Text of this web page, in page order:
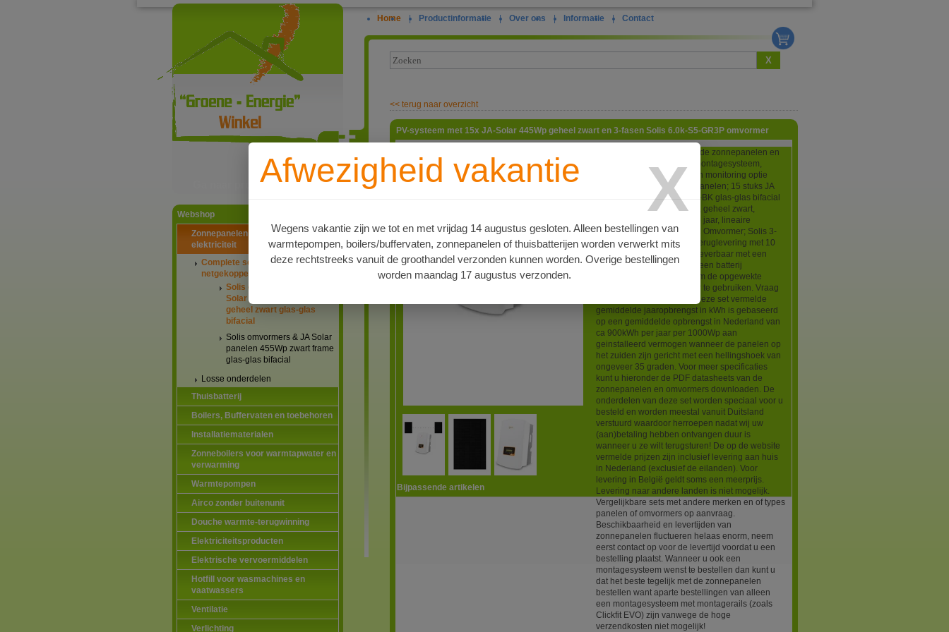
Ga naar productinformatie
Webshop
Zonnepanelen PV-systemen
elektriciteit
Complete setaanbiedingen
netgekoppeld
Solis omvormers & JA
Solar panelen 445Wp
geheel zwart glas-glas
bifacial
Solis omvormers & JA Solar
panelen 455Wp zwart frame
glas-glas bifacial
Losse onderdelen
Thuisbatterij
Boilers, Buffervaten en toebehoren
Installatiematerialen
Zonneboilers voor warmtapwater en
verwarming
Warmtepompen
Airco zonder buitenunit
Douche warmte-terugwinning
Elektriciteitsproducten
Elektrische vervoermiddelen
Hotfill voor wasmachines en
vaatwassers
Ventilatie
Verlichting
Home | Productinformatie | Over ons | Informatie | Contact
X
Afwezigheid vakantie X
Wegens vakantie zijn we tot en met vrijdag 14 augustus gesloten. Alleen bestellingen van
warmtepompen, boilers/buffervaten, zonnepanelen of thuisbatterijen worden verwerkt mits
deze rechtstreeks vanuit de groothandel verzonden kunnen worden. Overige bestellingen
worden maandag 17 augustus verzonden.
<< terug naar overzicht
PV-systeem met 15x JA-Solar 445Wp geheel zwart en 3-fasen Solis 6.0k-S5-GR3P omvormer
Deze set bestaat alleen uit de zonnepanelen en
de omvormer dus zonder montagesysteem,
bekabeling, connectoren en monitoring optie
voor de omvormer! Zonnepanelen; 15 stuks JA
Solar JAM54D41-445N-LB-BK glas-glas bifacial
445Wp, 1762x1134x30mm, geheel zwart,
fabrieks produktgarantie 25 jaar, lineaire
vermogensgarantie 30 jaar. Omvormer; Solis 3-
fasen 6.0k-S5-GR3P voor teruglevering met 10
jaar fabrieksgarantie. Ook leverbaar met een
hybride omvormer waarop een batterij
aangesloten kan worden om de opgewekte
energie op te slaan en later te gebruiken. Vraag
naar de meerprijs.* De bij deze set vermelde
gemiddelde jaaropbrengst in kWh is gebaseerd
op een gemiddelde opbrengst in Nederland van
ca 900kWh per jaar per 1000Wp aan
geinstalleerd vermogen wanneer de panelen op
het zuiden zijn gericht met een hellingshoek van
ongeveer 35 graden. Voor meer specificaties
kunt u hieronder de PDF datasheets van de
zonnepanelen en omvormers downloaden. De
onderdelen van deze set worden speciaal voor u
besteld en worden meestal vanuit Duitsland
verstuurd waardoor herroepen nadat wij uw
(aan)betaling hebben ontvangen duur is
wanneer u ze wilt terugsturen! De op de website
vermelde prijzen zijn inclusief levering aan huis
in Nederland (exclusief de eilanden). Voor
levering in België geldt soms een meerprijs.
Levering naar andere landen is niet mogelijk.
Vergelijkbare sets met andere merken en of types
panelen of omvormers op aanvraag.
Beschikbaarheid en levertijden van
zonnepanelen fluctueren helaas enorm, neem
eerst contact op voor de levertijd voordat u een
bestelling plaatst. Wanneer u ook een
montagesysteem wenst te bestellen dan kunt u
dat het beste tegelijk met de zonnepanelen
bestellen want aparte bestellingen van alleen
een montagesysteem met montagerails (zoals
Clickfit EVO) zijn vanwege de hoge
verzendkosten niet mogelijk!
Bijpassende artikelen